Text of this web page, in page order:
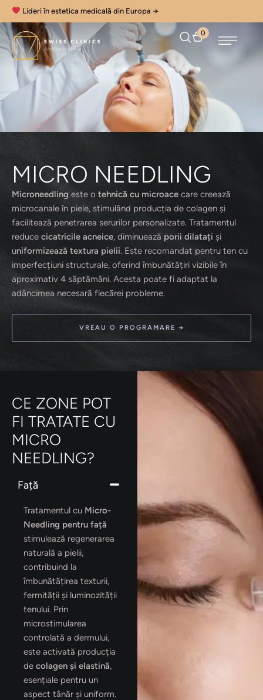
Lideri în estetica medicală din Europa →
0
MICRO NEEDLING
Microneedling este o tehnică cu microace care creează
microcanale în piele, stimulând producția de colagen și
facilitează penetrarea serurilor personalizate. Tratamentul
reduce cicatricile acneice, diminuează porii dilatați și
uniformizează textura pielii. Este recomandat pentru ten cu
imperfecțiuni structurale, oferind îmbunătățiri vizibile în
aproximativ 4 săptămâni. Acesta poate fi adaptat la
adâncimea necesară fiecărei probleme.
VREAU O PROGRAMARE →
CE ZONE POT
FI TRATATE CU
MICRO
NEEDLING?
Față
Tratamentul cu Micro-
Needling pentru față
stimulează regenerarea
naturală a pielii,
contribuind la
îmbunătățirea texturii,
fermității și luminozității
tenului. Prin
microstimularea
controlată a dermului,
este activată producția
de colagen și elastină,
esențiale pentru un
aspect tânăr și uniform.